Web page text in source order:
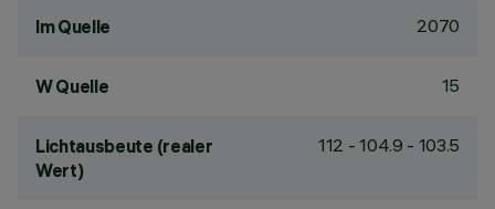
lm Quelle 2070
W Quelle 15
Lichtausbeute (realer
Wert)
112 - 104.9 - 103.5